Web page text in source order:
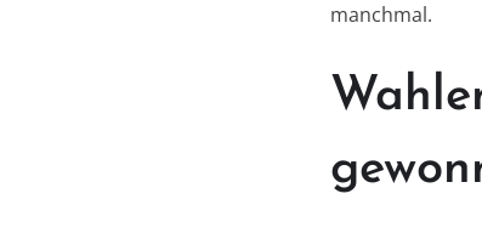
manchmal.